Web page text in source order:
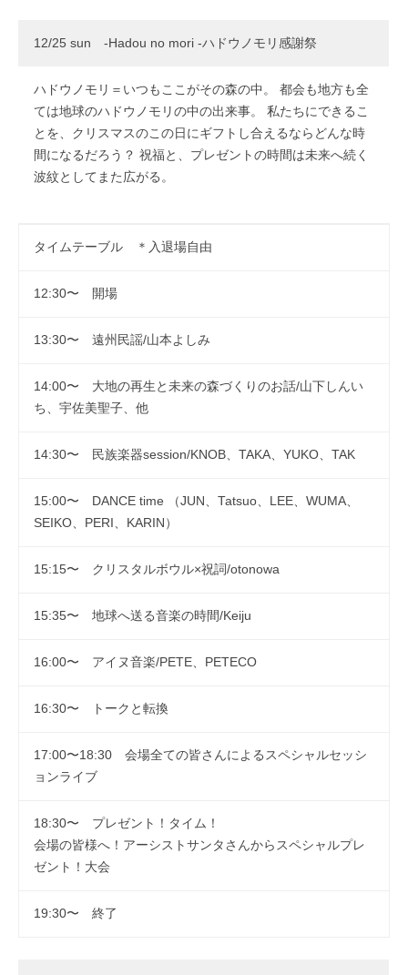
12/25 sun -Hadou no mori -ハドウノモリ感謝祭
ハドウノモリ＝いつもここがその森の中。 都会も地方も全
ては地球のハドウノモリの中の出来事。 私たちにできるこ
とを、クリスマスのこの日にギフトし合えるならどんな時
間になるだろう？ 祝福と、プレゼントの時間は未来へ続く
波紋としてまた広がる。
タイムテーブル ＊入退場自由
12:30〜 開場
13:30〜 遠州民謡/山本よしみ
14:00〜 大地の再生と未来の森づくりのお話/山下しんい
ち、宇佐美聖子、他
14:30〜 民族楽器session/KNOB、TAKA、YUKO、TAK
15:00〜 DANCE time （JUN、Tatsuo、LEE、WUMA、
SEIKO、PERI、KARIN）
15:15〜 クリスタルボウル×祝詞/otonowa
15:35〜 地球へ送る音楽の時間/Keiju
16:00〜 アイヌ音楽/PETE、PETECO
16:30〜 トークと転換
17:00〜18:30 会場全ての皆さんによるスペシャルセッシ
ョンライブ
18:30〜 プレゼント！タイム！
会場の皆様へ！アーシストサンタさんからスペシャルプレ
ゼント！大会
19:30〜 終了